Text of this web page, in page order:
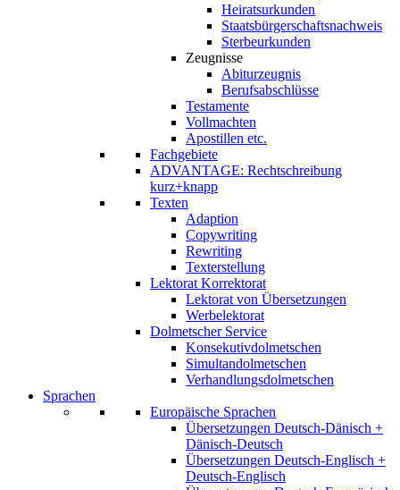
Heiratsurkunden
Staatsbürgerschaftsnachweis
Sterbeurkunden
Zeugnisse
Abiturzeugnis
Berufsabschlüsse
Testamente
Vollmachten
Apostillen etc.
Fachgebiete
ADVANTAGE: Rechtschreibung
kurz+knapp
Texten
Adaption
Copywriting
Rewriting
Texterstellung
Lektorat Korrektorat
Lektorat von Übersetzungen
Werbelektorat
Dolmetscher Service
Konsekutivdolmetschen
Simultandolmetschen
Verhandlungsdolmetschen
Sprachen
Europäische Sprachen
Übersetzungen Deutsch-Dänisch +
Dänisch-Deutsch
Übersetzungen Deutsch-Englisch +
Deutsch-Englisch